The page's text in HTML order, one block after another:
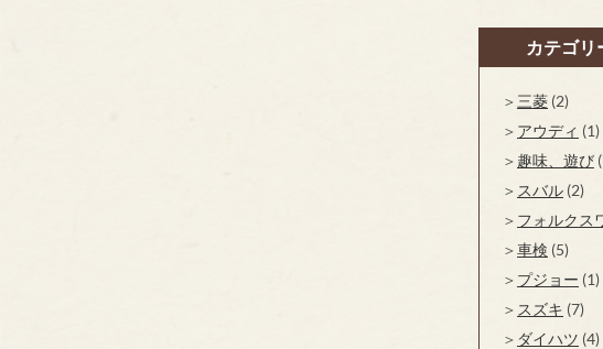
カテゴリ
三菱 (2)
アウディ (1)
趣味、遊び
スバル (2)
フォルクス
車検 (5)
プジョー (1)
スズキ (7)
ダイハツ (4)